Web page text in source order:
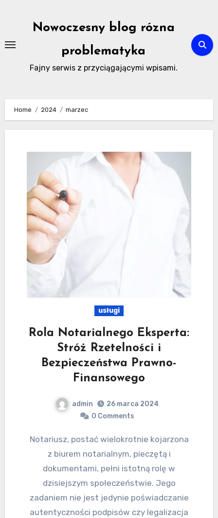
Nowoczesny blog rózna
problematyka
Fajny serwis z przyciągającymi wpisami.
Home 2024 marzec
usługi
Rola Notarialnego Eksperta:
Stróż Rzetelności i
Bezpieczeństwa Prawno-
Finansowego
admin
26 marca 2024
0 Comments
Notariusz, postać wielokrotnie kojarzona
z biurem notarialnym, pieczętą i
dokumentami, pełni istotną rolę w
dzisiejszym społeczeństwie. Jego
zadaniem nie jest jedynie poświadczanie
autentyczności podpisów czy legalizacja